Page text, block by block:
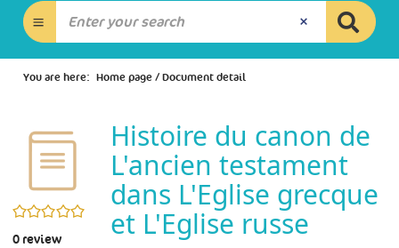
You are here: Home page/Document detail
0/5
0 review
Histoire du canon de
L'ancien testament
dans L'Eglise grecque
et L'Eglise russe